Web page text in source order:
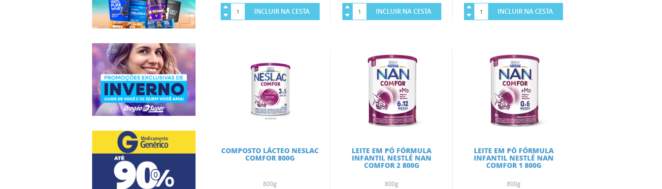
INCLUIR NA CESTA INCLUIR NA CESTA INCLUIR NA CESTA
COMPOSTO LÁCTEO NESLAC
COMFOR 800G
800g
LEITE EM PÓ FÓRMULA
INFANTIL NESTLÉ NAN
COMFOR 2 800G
800g
LEITE EM PÓ FÓRMULA
INFANTIL NESTLÉ NAN
COMFOR 1 800G
800g